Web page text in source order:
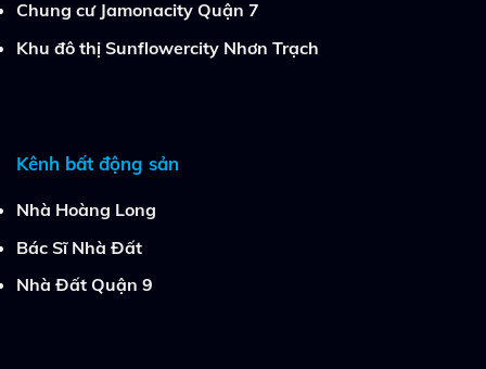
Chung cư Jamonacity Quận 7
Khu đô thị Sunflowercity Nhơn Trạch
Kênh bất động sản
Nhà Hoàng Long
Bác Sĩ Nhà Đất
Nhà Đất Quận 9